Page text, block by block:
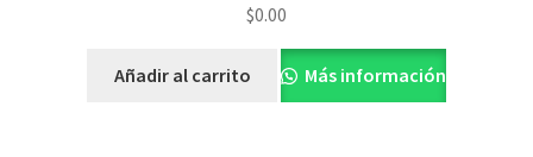
$0.00
Añadir al carrito Más información